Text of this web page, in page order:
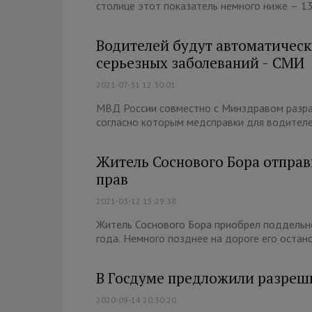
столице этот показатель немного ниже –
Водителей будут
серьезных заболеваний - СМИ
2021-07-31 12:30:01
МВД России совместно с Минздравом
согласно которым медсправки для
Житель Соснового Бора
прав
2021-03-12 15:29:38
Житель Соснового Бора приобрел
года. Немного позднее на дороге его
В Госдуме предложили
2020-09-14 20:30:20